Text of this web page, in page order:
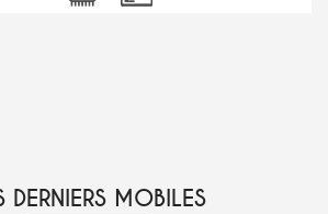
DERNIERS MOBILES